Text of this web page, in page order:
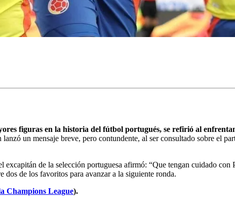
figuras en la historia del fútbol portugués, se refirió al
un mensaje breve, pero contundente, al ser consultado sobre el
de la selección portuguesa afirmó: “Que tengan cuidado con
de los favoritos para avanzar a la siguiente ronda.
Champions League).